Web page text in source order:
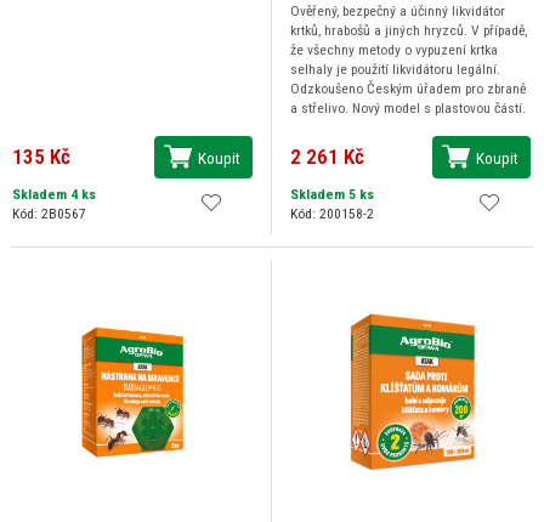
135 Kč Koupit
Skladem 4 ks
Kód: 2B0567
Ověřený, bezpečný a účinný likvidátor
krtků, hrabošů a jiných hryzců. V případě,
že všechny metody o vypuzení krtka
selhaly je použití likvidátoru legální.
Odzkoušeno Českým úřadem pro zbraně
a střelivo. Nový model s plastovou částí.
2 261 Kč Koupit
Skladem 5 ks
Kód: 200158-2